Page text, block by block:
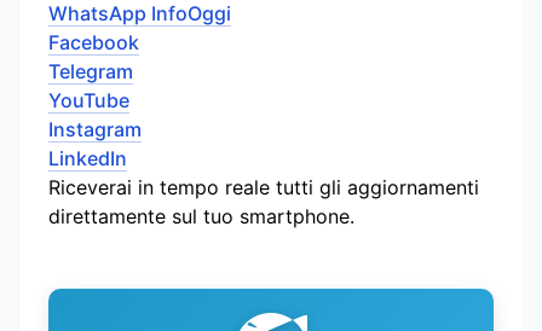
WhatsApp InfoOggi
Facebook
Telegram
YouTube
Instagram
LinkedIn
Riceverai in tempo reale tutti gli aggiornamenti
direttamente sul tuo smartphone.